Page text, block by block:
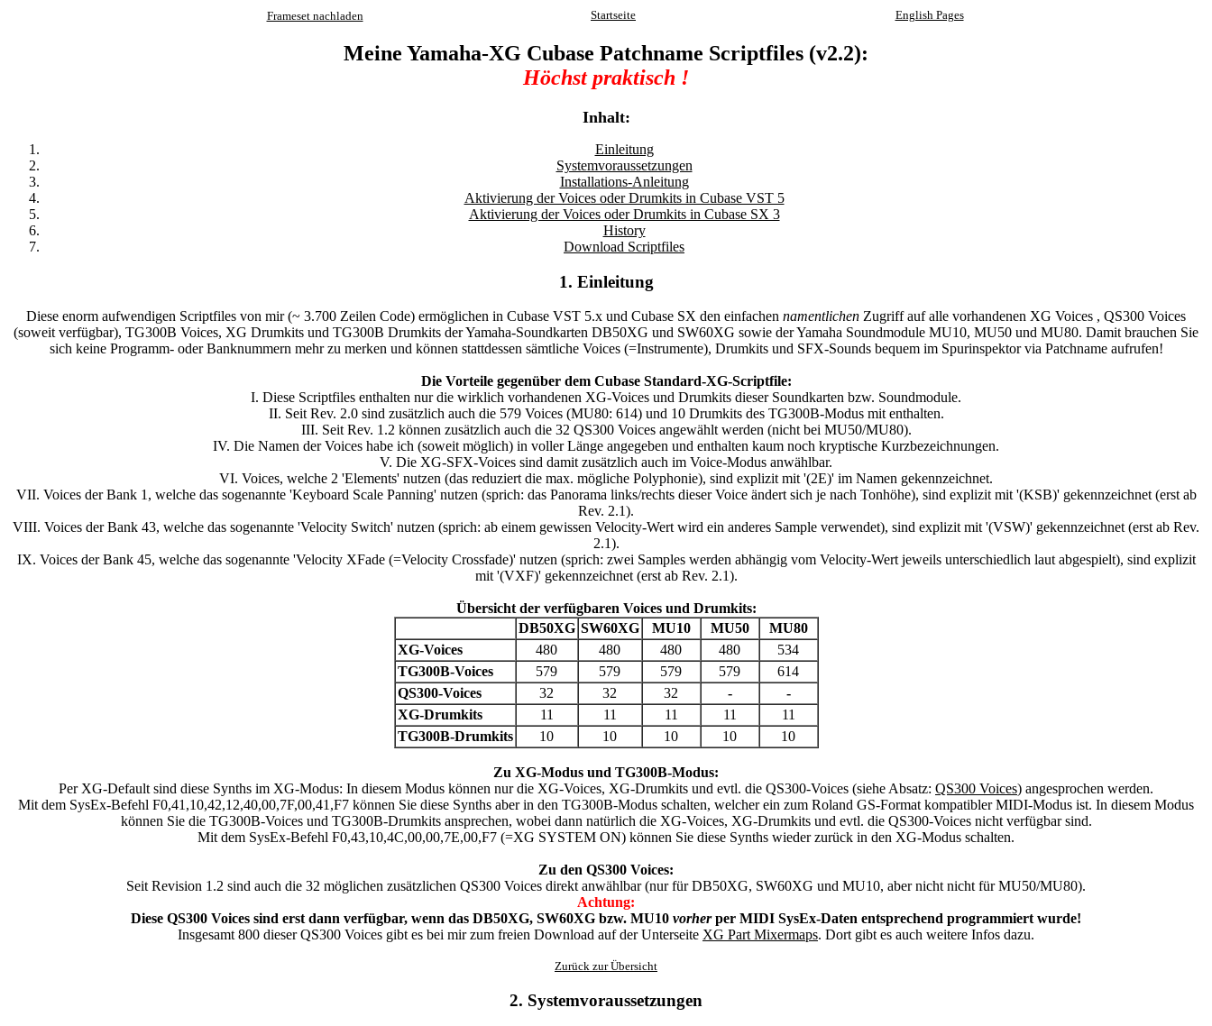
Frameset nachladen Startseite English Pages
Meine Yamaha-XG Cubase Patchname Scriptfiles (v2.2):
Höchst praktisch !
Inhalt:
Einleitung
Systemvoraussetzungen
Installations-Anleitung
Aktivierung der Voices oder Drumkits in Cubase VST 5
Aktivierung der Voices oder Drumkits in Cubase SX 3
History
Download Scriptfiles
1. Einleitung
Diese enorm aufwendigen Scriptfiles von mir (~ 3.700 Zeilen Code) ermöglichen in Cubase VST 5.x und Cubase SX den einfachen namentlichen Zugriff auf alle vorhandenen XG Voices , QS300 Voices
(soweit verfügbar), TG300B Voices, XG Drumkits und TG300B Drumkits der Yamaha-Soundkarten DB50XG und SW60XG sowie der Yamaha Soundmodule MU10, MU50 und MU80. Damit brauchen Sie
sich keine Programm- oder Banknummern mehr zu merken und können stattdessen sämtliche Voices (=Instrumente), Drumkits und SFX-Sounds bequem im Spurinspektor via Patchname aufrufen!
Die Vorteile gegenüber dem Cubase Standard-XG-Scriptfile:
I. Diese Scriptfiles enthalten nur die wirklich vorhandenen XG-Voices und Drumkits dieser Soundkarten bzw. Soundmodule.
II. Seit Rev. 2.0 sind zusätzlich auch die 579 Voices (MU80: 614) und 10 Drumkits des TG300B-Modus mit enthalten.
III. Seit Rev. 1.2 können zusätzlich auch die 32 QS300 Voices angewählt werden (nicht bei MU50/MU80).
IV. Die Namen der Voices habe ich (soweit möglich) in voller Länge angegeben und enthalten kaum noch kryptische Kurzbezeichnungen.
V. Die XG-SFX-Voices sind damit zusätzlich auch im Voice-Modus anwählbar.
VI. Voices, welche 2 'Elements' nutzen (das reduziert die max. mögliche Polyphonie), sind explizit mit '(2E)' im Namen gekennzeichnet.
VII. Voices der Bank 1, welche das sogenannte 'Keyboard Scale Panning' nutzen (sprich: das Panorama links/rechts dieser Voice ändert sich je nach Tonhöhe), sind explizit mit '(KSB)' gekennzeichnet (erst ab
Rev. 2.1).
VIII. Voices der Bank 43, welche das sogenannte 'Velocity Switch' nutzen (sprich: ab einem gewissen Velocity-Wert wird ein anderes Sample verwendet), sind explizit mit '(VSW)' gekennzeichnet (erst ab Rev.
2.1).
IX. Voices der Bank 45, welche das sogenannte 'Velocity XFade (=Velocity Crossfade)' nutzen (sprich: zwei Samples werden abhängig vom Velocity-Wert jeweils unterschiedlich laut abgespielt), sind explizit
mit '(VXF)' gekennzeichnet (erst ab Rev. 2.1).
Übersicht der verfügbaren Voices und Drumkits:
DB50XG SW60XG MU10 MU50
MU80
XG-Voices
480 480 480 480
534
TG300B-Voices
579 579 579 579
614
QS300-Voices
32 32 32 -
-
XG-Drumkits
11 11 11 11
11
TG300B-Drumkits
10 10 10 10 10
Zu XG-Modus und TG300B-Modus:
Per XG-Default sind diese Synths im XG-Modus: In diesem Modus können nur die XG-Voices, XG-Drumkits und evtl. die QS300-Voices (siehe Absatz: QS300 Voices) angesprochen werden.
Mit dem SysEx-Befehl F0,41,10,42,12,40,00,7F,00,41,F7 können Sie diese Synths aber in den TG300B-Modus schalten, welcher ein zum Roland GS-Format kompatibler MIDI-Modus ist. In diesem Modus
können Sie die TG300B-Voices und TG300B-Drumkits ansprechen, wobei dann natürlich die XG-Voices, XG-Drumkits und evtl. die QS300-Voices nicht verfügbar sind.
Mit dem SysEx-Befehl F0,43,10,4C,00,00,7E,00,F7 (=XG SYSTEM ON) können Sie diese Synths wieder zurück in den XG-Modus schalten.
Zu den QS300 Voices:
Seit Revision 1.2 sind auch die 32 möglichen zusätzlichen QS300 Voices direkt anwählbar (nur für DB50XG, SW60XG und MU10, aber nicht nicht für MU50/MU80).
Achtung:
Diese QS300 Voices sind erst dann verfügbar, wenn das DB50XG, SW60XG bzw. MU10 vorherper MIDI SysEx-Daten entsprechend programmiert wurde!
Insgesamt 800 dieser QS300 Voices gibt es bei mir zum freien Download auf der Unterseite XG Part Mixermaps. Dort gibt es auch weitere Infos dazu.
Zurück zur Übersicht
2. Systemvoraussetzungen